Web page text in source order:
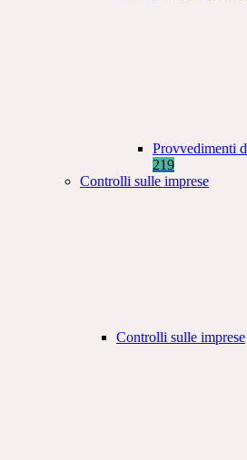
Provvedimenti
219
Controlli sulle imprese
Controlli sulle imprese